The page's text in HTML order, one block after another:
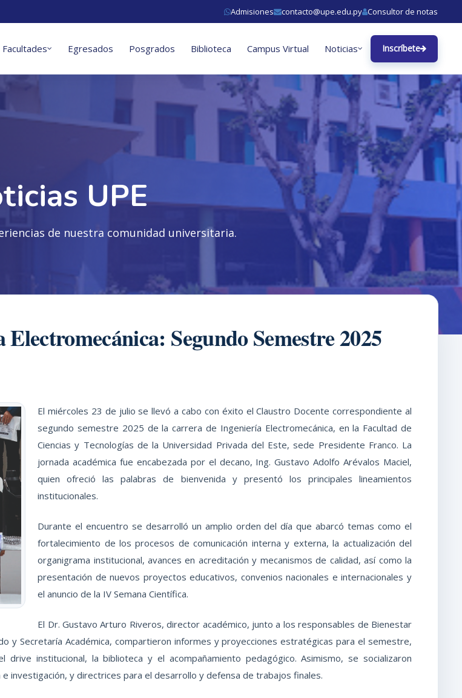
Admisiones contacto@upe.edu.py Consultor de notas
Facultades Egresados Posgrados Biblioteca Campus Virtual Noticias Inscríbete
UPE
de nuestra comunidad universitaria.
Segundo Semestre 2025
El miércoles 23 de julio se llevó a cabo con éxito el Claustro Docente correspondiente al
segundo semestre 2025 de la carrera de Ingeniería Electromecánica, en la Facultad de
Ciencias y Tecnologías de la Universidad Privada del Este, sede Presidente Franco. La
jornada académica fue encabezada por el decano, Ing. Gustavo Adolfo Arévalos Maciel,
quien ofreció las palabras de bienvenida y presentó los principales lineamientos
institucionales.
Durante el encuentro se desarrolló un amplio orden del día que abarcó temas como el
fortalecimiento de los procesos de comunicación interna y externa, la actualización del
organigrama institucional, avances en acreditación y mecanismos de calidad, así como la
presentación de nuevos proyectos educativos, convenios nacionales e internacionales y
el anuncio de la IV Semana Científica.
El Dr. Gustavo Arturo Riveros, director académico, junto a los responsables de Bienestar
y Secretaría Académica, compartieron informes y proyecciones estratégicas para el semestre,
institucional, la biblioteca y el acompañamiento pedagógico. Asimismo, se socializaron
y directrices para el desarrollo y defensa de trabajos finales.